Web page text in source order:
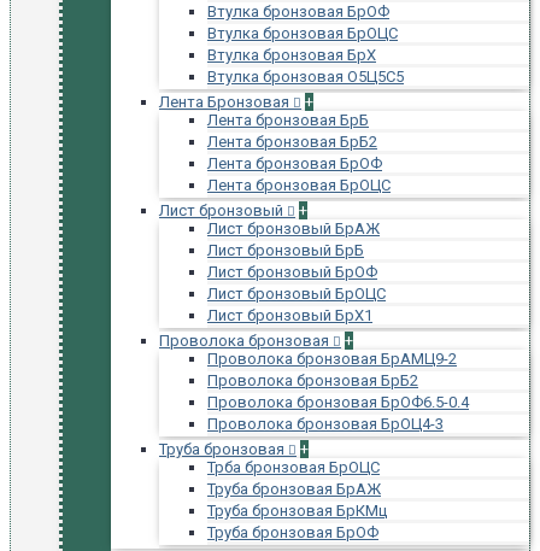
Втулка бронзовая БрОФ
Втулка бронзовая БрОЦС
Втулка бронзовая БрХ
Втулка бронзовая О5Ц5С5
Лента Бронзовая
+
Лента бронзовая БрБ
Лента бронзовая БрБ2
Лента бронзовая БрОФ
Лента бронзовая БрОЦС
Лист бронзовый
+
Лист бронзовый БрАЖ
Лист бронзовый БрБ
Лист бронзовый БрОФ
Лист бронзовый БрОЦС
Лист бронзовый БрХ1
Проволока бронзовая
+
Проволока бронзовая БрАМЦ9-2
Проволока бронзовая БрБ2
Проволока бронзовая БрОФ6.5-0.4
Проволока бронзовая БрОЦ4-3
Труба бронзовая
+
Трба бронзовая БрОЦС
Труба бронзовая БрАЖ
Труба бронзовая БрКМц
Труба бронзовая БрОФ